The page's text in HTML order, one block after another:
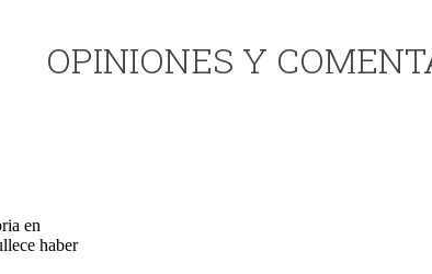
OPINIONES Y